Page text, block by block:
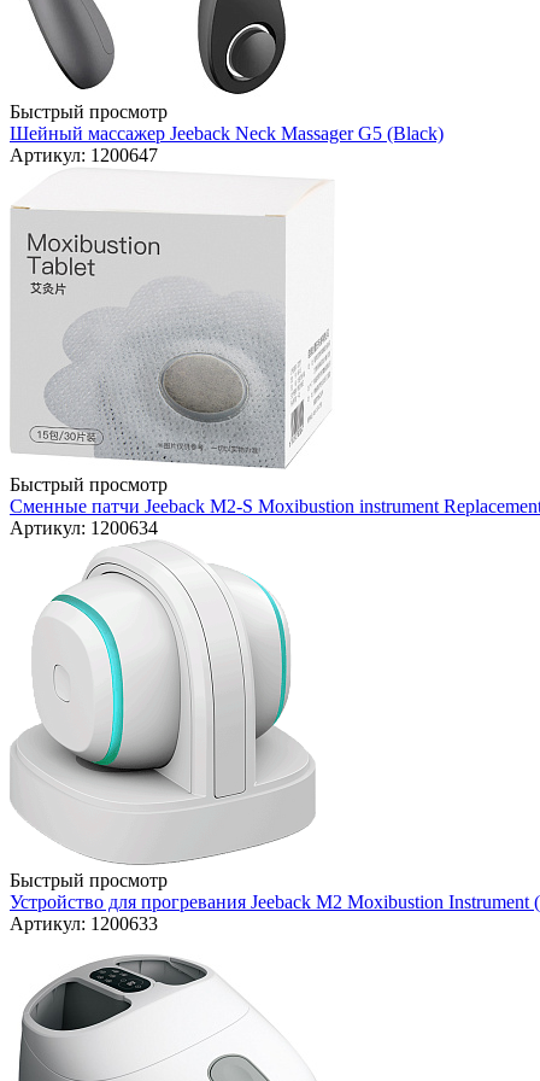
Быстрый просмотр
Шейный массажер Jeeback Neck Massager G5 (Black)
Артикул: 1200647
Быстрый просмотр
Сменные патчи Jeeback M2-S Moxibustion instrument
Артикул: 1200634
Быстрый просмотр
Устройство для прогревания Jeeback M2 Moxibustion Instrument
Артикул: 1200633